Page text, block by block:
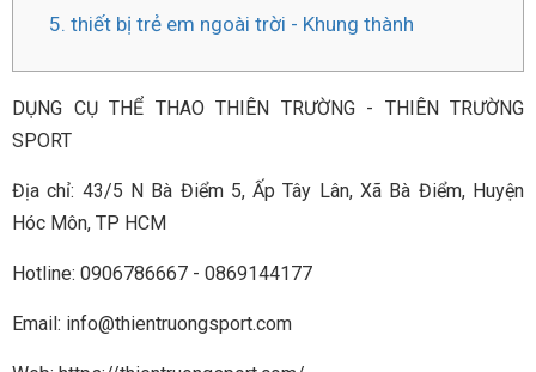
5. thiết bị trẻ em ngoài trời - Khung thành
DỤNG CỤ THỂ THAO THIÊN TRƯỜNG - THIÊN TRƯỜNG
SPORT
Địa chỉ: 43/5 N Bà Điểm 5, Ấp Tây Lân, Xã Bà Điểm, Huyện
Hóc Môn, TP HCM
Hotline: 0906786667 - 0869144177
Email: info@thientruongsport.com